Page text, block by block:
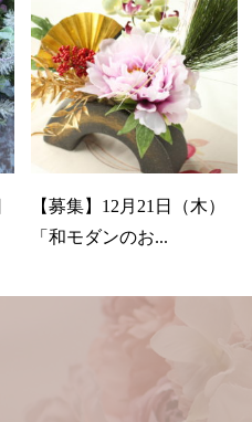
【募集】12月21日（木）
「和モダンのお...